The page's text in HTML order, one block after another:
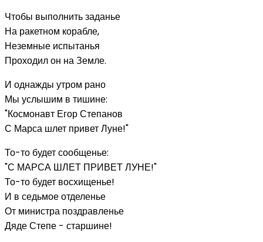
Чтобы выполнить заданье
На ракетном корабле,
Неземные испытанья
Проходил он на Земле.
И однажды утром рано
Мы услышим в тишине:
"Космонавт Егор Степанов
С Марса шлет привет Луне!"
То-то будет сообщенье:
"С МАРСА ШЛЕТ ПРИВЕТ ЛУНЕ!"
То-то будет восхищенье!
И в седьмое отделенье
От министра поздравленье
Дяде Степе - старшине!